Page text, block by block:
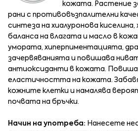
кожата. Растение
рани с противовъзпалителни
синтеза на хиалуронова киселина,
баланса на влагата и масло в
умората, хиперпиментацията,
зачервяванията и повишава
антиоксиданти в кожата.
еластичността на кожата.
кожните клетки и намалява
почвата на бръчки.
Начин на употреба: Нанесете